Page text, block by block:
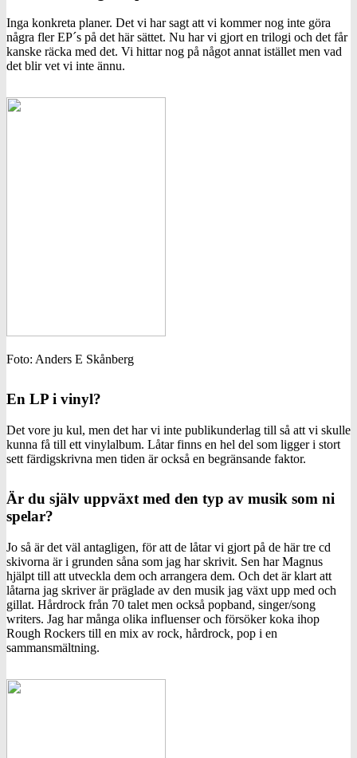
Inga konkreta planer. Det vi har sagt att vi kommer nog inte göra
några fler EP´s på det här sättet. Nu har vi gjort en trilogi och det får
kanske räcka med det. Vi hittar nog på något annat istället men vad
det blir vet vi inte ännu.
Foto: Anders E Skånberg
En LP i vinyl?
Det vore ju kul, men det har vi inte publikunderlag till så att vi skulle
kunna få till ett vinylalbum. Låtar finns en hel del som ligger i stort
sett färdigskrivna men tiden är också en begränsande faktor.
Är du själv uppväxt med den typ av musik som ni
spelar?
Jo så är det väl antagligen, för att de låtar vi gjort på de här tre cd
skivorna är i grunden såna som jag har skrivit. Sen har Magnus
hjälpt till att utveckla dem och arrangera dem. Och det är klart att
låtarna jag skriver är präglade av den musik jag växt upp med och
gillat. Hårdrock från 70 talet men också popband, singer/song
writers. Jag har många olika influenser och försöker koka ihop
Rough Rockers till en mix av rock, hårdrock, pop i en
sammansmältning.